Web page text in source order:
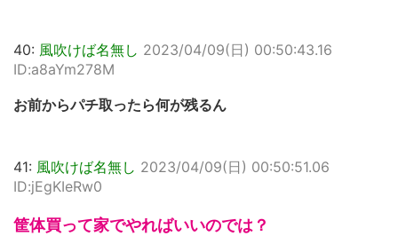
40: 風吹けば名無し 2023/04/09(日) 00:50:43.16
ID:a8aYm278M
お前からパチ取ったら何が残るん
41: 風吹けば名無し 2023/04/09(日) 00:50:51.06
ID:jEgKIeRw0
筐体買って家でやればいいのでは？